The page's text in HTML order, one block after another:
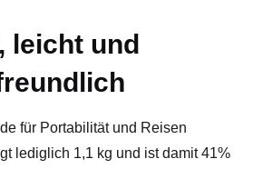
leicht und
für Portabilität und Reisen
lediglich 1,1 kg und ist damit 41%